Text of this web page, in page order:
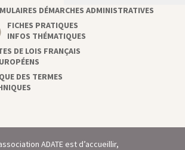
DÉMARCHES ADMINISTRATIVES
FICHES PRATIQUES
INFOS THÉMATIQUES
DE LOIS FRANÇAIS
DES TERMES
ADATE est d’accueillir,